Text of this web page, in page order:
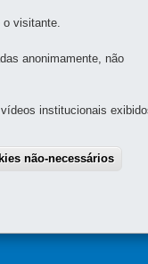
o visitante.
anonimamente, não
institucionais
não-necessários